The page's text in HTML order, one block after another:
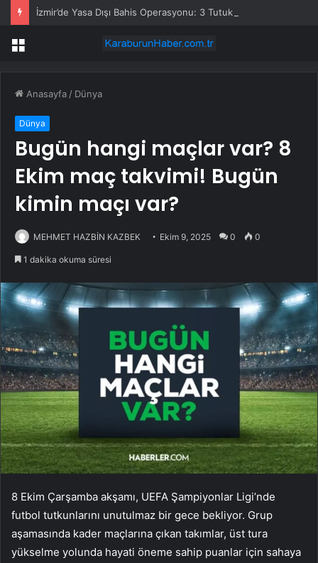
İzmir’de Yasa Dışı Bahis Operasyonu: 3 Tutuklama
Menü
Anasayfa / Dünya
Dünya
Bugün hangi maçlar var? 8
Ekim maç takvimi! Bugün
kimin maçı var?
MEHMET HAZBİN KAZBEK Ekim 9, 2025 0 0
1 dakika okuma süresi
8 Ekim Çarşamba akşamı, UEFA Şampiyonlar Ligi’nde
futbol tutkunlarını unutulmaz bir gece bekliyor. Grup
aşamasında kader maçlarına çıkan takımlar, üst tura
yükselme yolunda hayati öneme sahip puanlar için sahaya